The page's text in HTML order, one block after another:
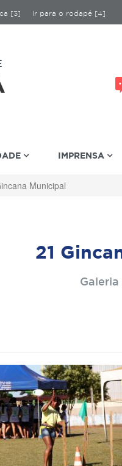
[3] Ir para o rodapé [4]
IMPRENSA
Municipal
21